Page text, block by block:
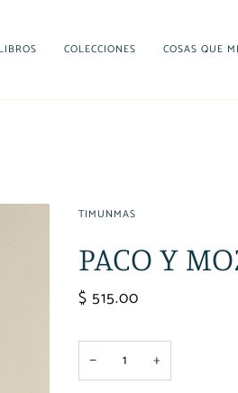
LIBROS COLECCIONES COSAS QUE
TIMUNMAS
PACO Y
$ 515.00
− +